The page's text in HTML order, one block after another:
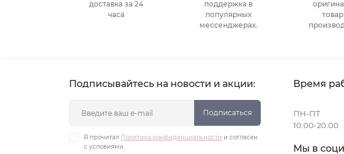
доставка за 24
часа
поддержка в
популярных
мессенджерах.
Подписывайтесь на новости и акции:
Подписаться
Я прочитал Политика конфиденциальности и согласен
с условиями
Время
ПН-ПТ
10:00-20:00
Мы в